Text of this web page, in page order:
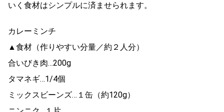
いく食材はシンプルに済ませられます。
カレーミンチ
▲食材（作りやすい分量／約２人分）
合いびき肉…200g
タマネギ…1/4個
ミックスビーンズ…１缶（約120g）